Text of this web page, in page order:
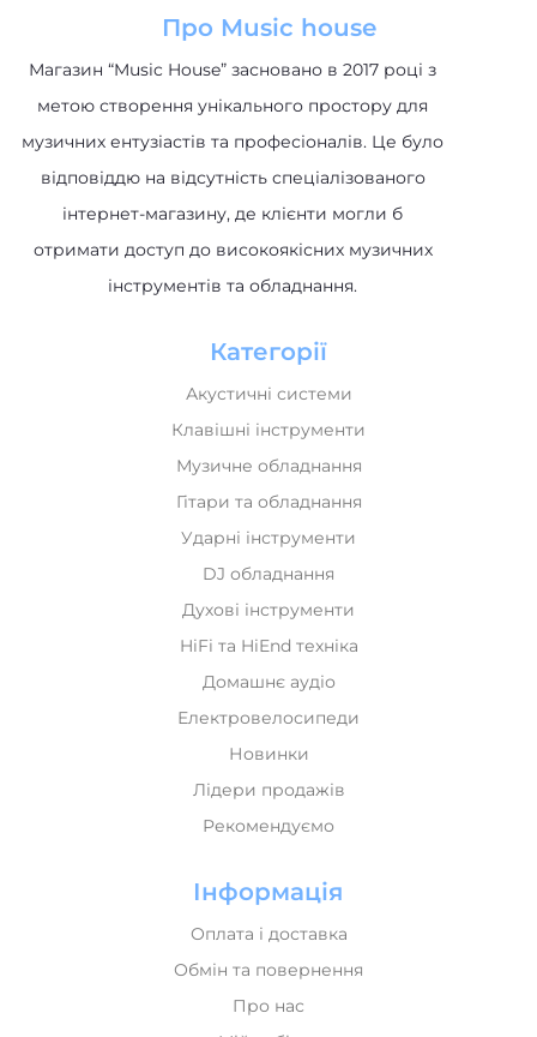
метою створення унікального простору для
музичних ентузіастів та професіоналів. Це було
відповіддю на відсутність спеціалізованого
інтернет-магазину, де клієнти могли б
отримати доступ до високоякісних музичних
інструментів та обладнання.
Категорії
Клавішні інструменти
Музичне обладнання
Гітари та обладнання
Ударні інструменти
DJ обладнання
Духові інструменти
HiFi та HiEnd техніка
Домашнє аудіо
Електровелосипеди
Новинки
Лідери продажів
Рекомендуємо
Інформація
Обмін та повернення
Про нас
Мій кабінет
Політика конфіденційності